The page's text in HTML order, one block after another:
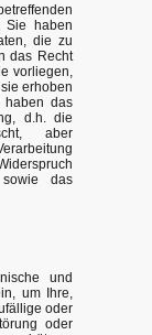
Sie haben
die zu
das Recht
vorliegen,
erhoben
haben das
d.h. die
aber
sowie das
und
um Ihre,
oder
oder